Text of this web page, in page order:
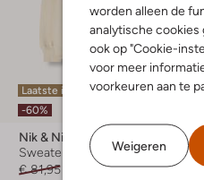
worden alleen de
analytische cookies
ook op "Cookie-
voor meer
voorkeuren aan te
Weigeren
Laatste item
-60%
Nik & Nik
Sweater
€ 81,95
€ 32,99